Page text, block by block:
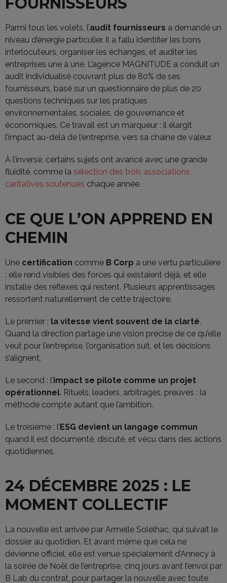
Parmi tous les volets, l’audit fournisseurs a demandé un
niveau d’énergie particulier. Il a fallu identifier les bons
interlocuteurs, organiser les échanges, et auditer les
entreprises une à une. L’agence MAGNITUDE a conduit un
audit individualisé couvrant plus de 80% de ses
fournisseurs, basé sur un questionnaire de plus de 20
questions techniques sur les pratiques
environnementales, sociales, de gouvernance et
économiques. Ce travail est un marqueur : il élargit
l’impact au-delà de l’entreprise, vers sa chaîne de valeur.
À l’inverse, certains sujets ont avancé avec une grande
fluidité, comme la sélection des trois associations
caritatives soutenues chaque année.
CE QUE L’ON APPREND EN
CHEMIN
Une certification comme B Corp a une vertu particulière
: elle rend visibles des forces qui existaient déjà, et elle
installe des réflexes qui restent. Plusieurs apprentissages
ressortent naturellement de cette trajectoire.
Le premier : la vitesse vient souvent de la clarté.
Quand la direction partage une vision précise de ce qu’elle
veut pour l’entreprise, l’organisation suit, et les décisions
s’alignent.
Le second : l’impact se pilote comme un projet
opérationnel. Rituels, leaders, arbitrages, preuves : la
méthode compte autant que l’ambition.
Le troisième : l’ESG devient un langage commun
quand il est documenté, discuté, et vécu dans des actions
quotidiennes.
24 DÉCEMBRE 2025 : LE
MOMENT COLLECTIF
La nouvelle est arrivée par Armelle Solelhac, qui suivait le
dossier au quotidien. Et avant même que cela ne
devienne officiel, elle est venue spécialement d’Annecy à
la soirée de Noël de l’entreprise, cinq jours avant l’envoi par
B Lab du contrat, pour partager la nouvelle avec toute